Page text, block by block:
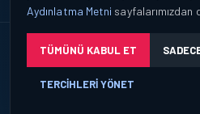
© 2026 AEROPORTIST I Havacılık
Okuyucu verileri yalnızca açık
Aydınlatma Metni
TÜMÜNÜ KABUL ET
TERCIHLERI YÖNET